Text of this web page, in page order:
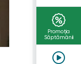
Promoția
Săptămânii